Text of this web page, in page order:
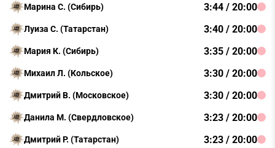
Марина С. (Сибирь) 3:44 / 20:00
Луиза С. (Татарстан) 3:40 / 20:00
Мария К. (Сибирь) 3:35 / 20:00
Михаил Л. (Кольское) 3:30 / 20:00
Дмитрий В. (Московское) 3:30 / 20:00
Данила М. (Свердловское) 3:23 / 20:00
Дмитрий Р. (Татарстан) 3:23 / 20:00